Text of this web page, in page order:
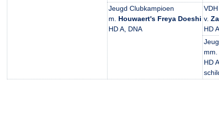
Jeugd Clubkampioen
m. Houwaert's Freya Doeshi
HD A, DNA
v.
HD A
mm.
HD